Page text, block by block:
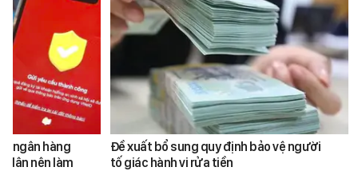
ngân hàng
dân nên làm
Đề xuất bổ sung quy định bảo vệ người
tố giác hành vi rửa tiền